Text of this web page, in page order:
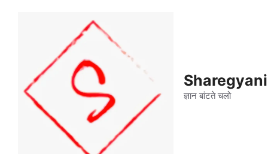
ज्ञान बांटते चलो